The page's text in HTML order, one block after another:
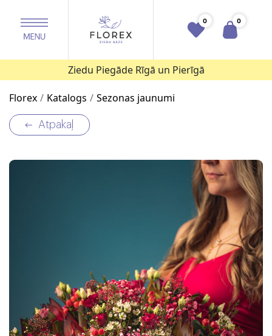
0 0
Ziedu Piegāde Rīgā un Pierīgā
Florex Katalogs Sezonas jaunumi
Atpakaļ